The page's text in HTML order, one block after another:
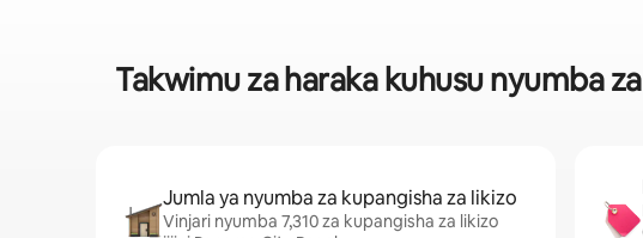
Takwimu za haraka kuhusu nyumba
Jumla ya nyumba za kupangisha za likizo
Vinjari nyumba 7,310 za kupangisha za likizo